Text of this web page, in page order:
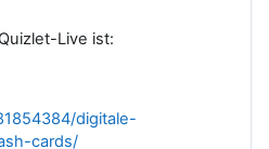
Live ist:
digitale-
cards/